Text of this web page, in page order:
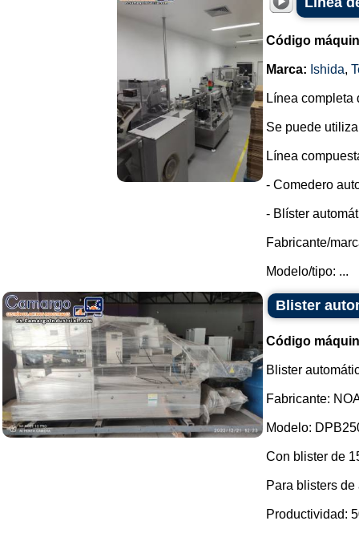
Código
Marca: Ishida,
Línea completa
Se puede
Línea
- Comedero
- Blíster
Fabricante/
Modelo/tipo: ...
Blister
Código
Blister
Fabricante:
Modelo:
Con blister de
Para blisters
Productividad: